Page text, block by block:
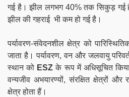
गई है। झील लगभग 40% तक सिकुड़
झील की गहराई भी कम हो गई है।
पर्यावरण-संवेदनशील क्षेत्र को
जाता है। पर्यावरण, वन और जलवायु
स्थान को ESZके रूप में अधिसूचित किया
वन्यजीव अभयारण्यों, संरक्षित क्षेत्रों और
क्षेत्र होता हैं।